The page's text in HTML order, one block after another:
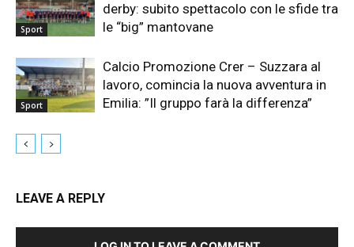
Sport
derby: subito spettacolo con le sfide tra
le “big” mantovane
Sport
Calcio Promozione Crer – Suzzara al
lavoro, comincia la nuova avventura in
Emilia: ”Il gruppo farà la differenza”
LEAVE A REPLY